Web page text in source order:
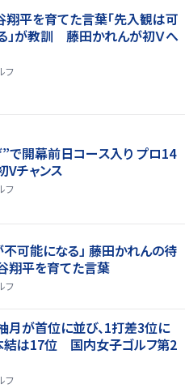
翔平を育てた言葉「先入観は可
」が教訓 藤田かれんが初Ｖへ
フ
で開幕前日コース入り プロ14
Vチャンス
フ
可能になる」 藤田かれんの待
翔平を育てた言葉
フ
月が首位に並び、1打差3位に
結は17位 国内女子ゴルフ第2
フ